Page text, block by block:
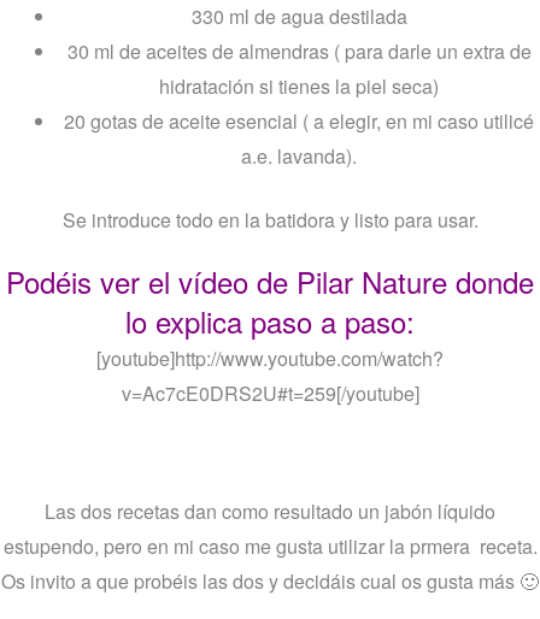
330 ml de agua destilada
30 ml de aceites de almendras ( para darle un extra de
hidratación si tienes la piel seca)
20 gotas de aceite esencial ( a elegir, en mi caso utilicé
a.e. lavanda).
Se introduce todo en la batidora y listo para usar.
Podéis ver el vídeo de Pilar Nature donde
lo explica paso a paso:
[youtube]http://www.youtube.com/watch?
v=Ac7cE0DRS2U#t=259[/youtube]
Las dos recetas dan como resultado un jabón líquido
estupendo, pero en mi caso me gusta utilizar la prmera receta.
Os invito a que probéis las dos y decidáis cual os gusta más 🙂